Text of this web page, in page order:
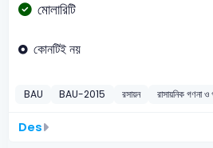
মোলারিটি
কোনটিই নয়
BAU BAU-2015 রসায়ন রাসায়নিক গণনা
Des